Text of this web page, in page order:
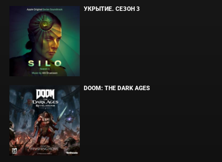
УКРЫТИЕ. СЕЗОН 3
DOOM: THE DARK AGES